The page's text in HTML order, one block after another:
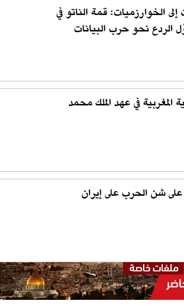
إلى الخوارزميات: قمة الناتو في
الردع نحو حرب البيانات
المغربية في عهد الملك محمد
شن الحرب على إيران